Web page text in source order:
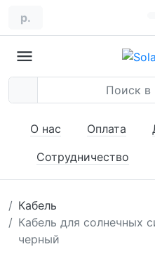
р.
О нас Оплата
Сотрудничество
Кабель
Кабель для солнечных
черный